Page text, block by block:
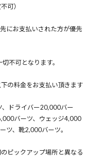
可）
にお支払いされた方が優先
不可となります。
の料金をお支払い頂きます
ドライバー20,000バー
バーツ、ウェッジ4,000
ツ、靴2,000バーツ。
ピックアップ場所と異なる